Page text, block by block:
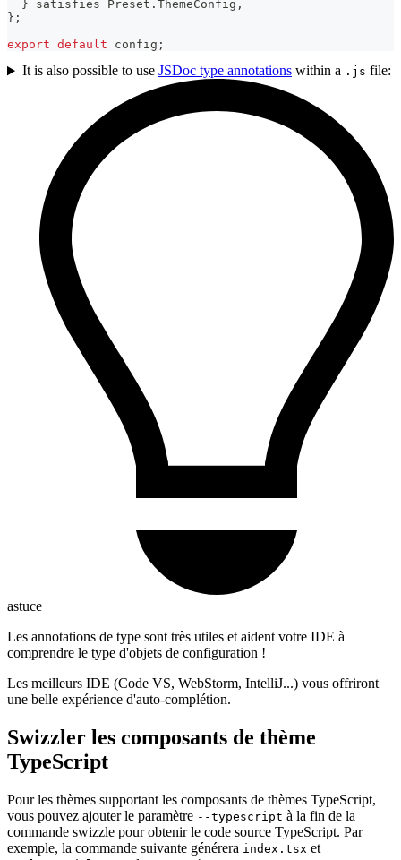
} satisfies Preset . ThemeConfig ,
} ;
export default config ;
It is also possible to use JSDoc type annotationswithin a .js file:
astuce
Les annotations de type sont très utiles et aident votre IDE à
comprendre le type d'objets de configuration !
Les meilleurs IDE (Code VS, WebStorm, IntelliJ...) vous offriront
une belle expérience d'auto-complétion.
Swizzler les composants de thème
TypeScript
Pour les thèmes supportant les composants de thèmes TypeScript,
vous pouvez ajouter le paramètre --typescript à la fin de la
commande swizzle pour obtenir le code source TypeScript. Par
exemple, la commande suivante générera index.tsx et